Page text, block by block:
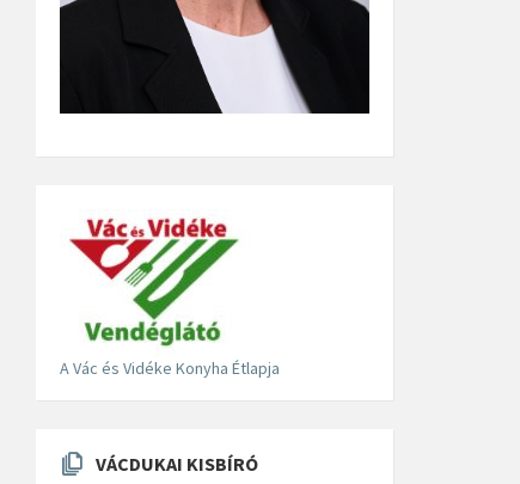
A Vác és Vidéke Konyha Étlapja
VÁCDUKAI KISBÍRÓ